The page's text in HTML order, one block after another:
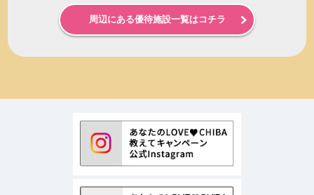
周辺にある優待施設一覧はコチラ